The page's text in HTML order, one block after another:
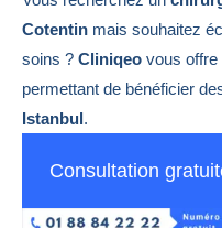
Cotentin mais souhaitez
soins ? Cliniqeo vous offre
permettant de bénéficier
Istanbul.
Consultation